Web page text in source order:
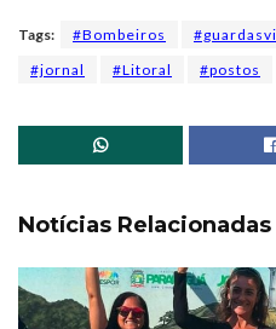
Tags: #Bombeiros
#jornal
#Litoral #postos
Notícias Relacionadas